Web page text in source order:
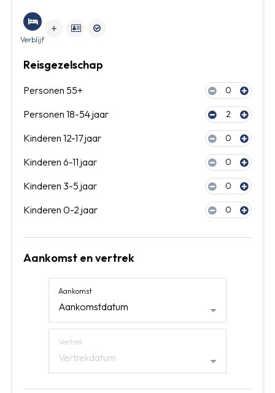
Verblijf
Reisgezelschap
Personen 55+ 0
Personen 18-54 jaar 2
Kinderen 12-17 jaar 0
Kinderen 6-11 jaar 0
Kinderen 3-5 jaar 0
Kinderen 0-2 jaar 0
Aankomst en vertrek
Aankomst
Aankomstdatum
Vertrek
Vertrekdatum